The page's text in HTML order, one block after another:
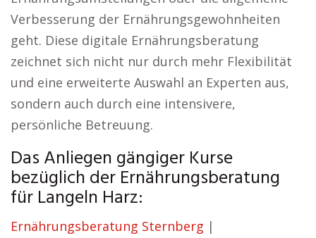
Verbesserung der Ernährungsgewohnheiten
geht. Diese digitale Ernährungsberatung
zeichnet sich nicht nur durch mehr Flexibilität
und eine erweiterte Auswahl an Experten aus,
sondern auch durch eine intensivere,
persönliche Betreuung.
Das Anliegen gängiger Kurse
bezüglich der Ernährungsberatung
für Langeln Harz:
Ernährungsberatung Sternberg |